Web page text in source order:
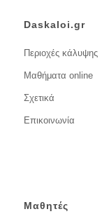
Daskaloi.gr
Περιοχές κάλυψης
Μαθήματα online
Σχετικά
Επικοινωνία
Μαθητές